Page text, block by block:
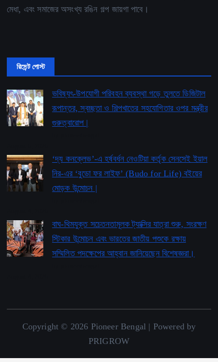
মেধা, এবং সমাজের অসংখ্য রঙিন গল্প জায়গা পাবে।
রিসেন্ট পোস্ট
ভবিষ্যৎ-উপযোগী পরিবহন ব্যবস্থা গড়ে তুলতে ডিজিটাল
রূপান্তর, স্বচ্ছতা ও শিল্পখাতের সহযোগিতার ওপর মন্ত্রীর
গুরুত্বারোপ |
‘দ্য কনক্লেভ’-এ হর্ষবর্ধন নেওটিয়া কর্তৃক সেনসেই ইয়াল
নির-এর ‘বুডো ফর লাইফ’ ​​(Budo for Life) বইয়ের
মোড়ক উন্মোচন |
বাঘ-থিমযুক্ত সচেতনতামূলক ট্যাক্সির যাত্রা শুরু, সংরক্ষণ
স্টিকার উন্মোচন এবং ভারতের জাতীয় পশুকে রক্ষায়
সম্মিলিত পদক্ষেপের আহ্বান জানিয়েছেন বিশেষজ্ঞরা।
Copyright © 2026 Pioneer Bengal | Powered by
PRIGROW